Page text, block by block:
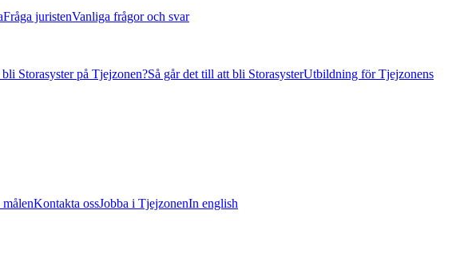
Fråga juristenVanliga frågor och svar
Storasyster på Tjejzonen?Så går det till att bli StorasysterUtbildning för Tjejzonens
Kontakta ossJobba i TjejzonenIn english